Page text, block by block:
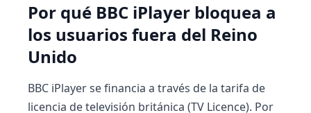
Por qué BBC iPlayer bloquea a
los usuarios fuera del Reino
Unido
BBC iPlayer se financia a través de la tarifa de
licencia de televisión británica (TV Licence). Por